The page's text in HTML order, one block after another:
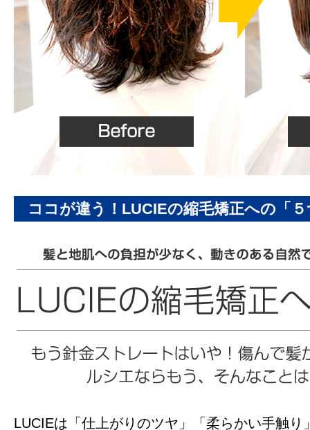
ココが違う！LUCIEの縮毛矯正への「
LUCIEは「仕上がりのツヤ」「柔らかい手触